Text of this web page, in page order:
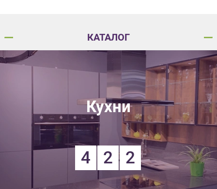
КАТАЛОГ
Кухни
4 2 2